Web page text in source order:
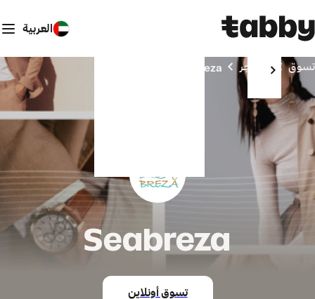
العربية
تسوق المتاجر Seabreza
Seabreza
تسوق أونلاين